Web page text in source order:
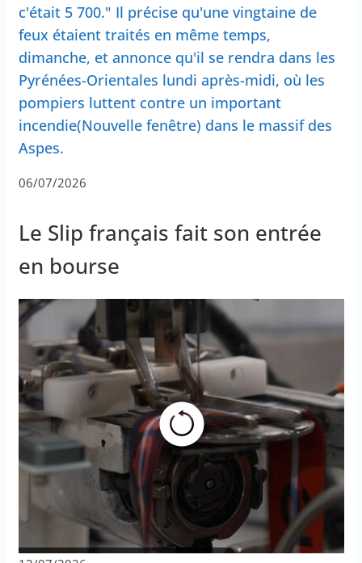
c'était 5 700." Il précise qu'une vingtaine de
feux étaient traités en même temps,
dimanche, et annonce qu'il se rendra dans les
Pyrénées-Orientales lundi après-midi, où les
pompiers luttent contre un important
incendie(Nouvelle fenêtre) dans le massif des
Aspes.
06/07/2026
Le Slip français fait son entrée
en bourse